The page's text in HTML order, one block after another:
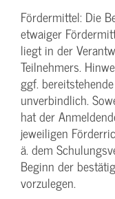
Fördermittel: Die
etwaiger
liegt in der
Teilnehmers.
ggf.
unverbindlich.
hat der
jeweiligen
ä. dem
Beginn der
vorzulegen.